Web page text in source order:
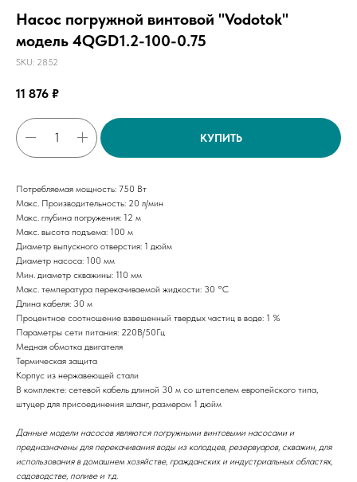
Насос погружной винтовой "Vodotok"
модель 4QGD1.2-100-0.75
SKU: 2852
11 876 ₽
КУПИТЬ
Потребляемая мощность: 750 Вт
Макс. Производительность: 20 л/мин
Макс. глубина погружения: 12 м
Макс. высота подъема: 100 м
Диаметр выпускного отверстия: 1 дюйм
Диаметр насоса: 100 мм
Мин. диаметр скважины: 110 мм
Макс. температура перекачиваемой жидкости: 30 °C
Длина кабеля: 30 м
Процентное соотношение взвешенный твердых частиц в воде: 1 %
Параметры сети питания: 220В/50Гц
Медная обмотка двигателя
Термическая защита
Корпус из нержавеющей стали
В комплекте: сетевой кабель длиной 30 м со штепселем европейского типа,
штуцер для присоединения шланг, размером 1 дюйм
Данные модели насосов являются погружными винтовыми насосами и
предназначены для перекачивания воды из колодцев, резервуаров, скважин, для
использования в домашнем хозяйстве, гражданских и индустриальных областях,
садоводстве, поливе и т.д.